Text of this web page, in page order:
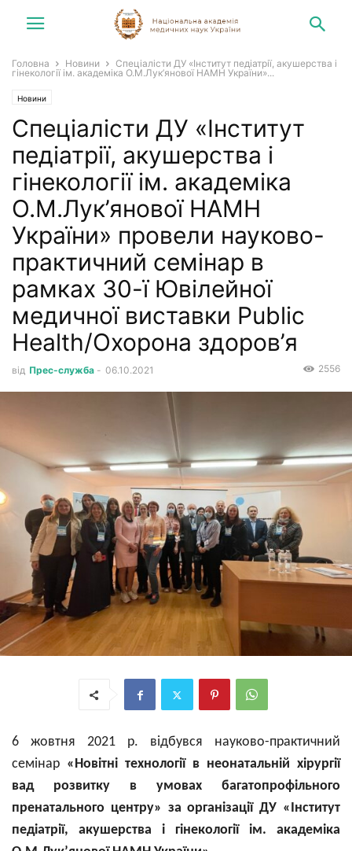
Головна Новини
Спеціалісти ДУ «Інститут педіатрії, акушерства і
гінекології ім. академіка О.М.Лук’янової НАМН України»...
Новини
Спеціалісти ДУ «Інститут
педіатрії, акушерства і
гінекології ім. академіка
О.М.Лук’янової НАМН
України» провели науково-
практичний семінар в
рамках 30-ї Ювілейної
медичної виставки Public
Health/Охорона здоров’я
від Прес-служба - 06.10.2021 2556
6 жовтня 2021 р. відбувся науково-практичний
семінар «Новітні технології в неонатальній хірургії
вад розвитку в умовах багатопрофільного
пренатального центру» за організації ДУ «Інститут
педіатрії, акушерства і гінекології ім. академіка